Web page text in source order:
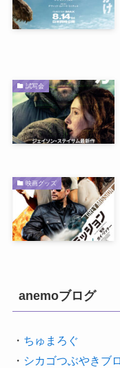
試写会
映画グッズ
anemoブログ
・ ちゅまろぐ
・ シカゴつぶやきブ